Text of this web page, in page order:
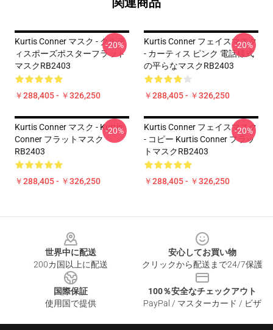
Kurtis Conner マスク - クルテ
ィスポーズポスターフラット
マスクRB2403
￥288,405 - ￥326,250
-20%
Kurtis Conner フェイスマスク
- カーティス ピンク 電話様式
の平らなマスクRB2403
￥288,405 - ￥326,250
-20%
Kurtis Conner マスク - Kurtis
Conner フラットマスク
RB2403
￥288,405 - ￥326,250
-20%
Kurtis Conner フェイスマスク
- コピー Kurtis Conner フラッ
トマスクRB2403
￥288,405 - ￥326,250
-20%
世界中に配送
200カ国以上に配送
安心してお買い物
クリックから配送まで24/7保護
国際保証
使用国で提供
100％安全なチェックアウト
PayPal / マスターカード / ビザ